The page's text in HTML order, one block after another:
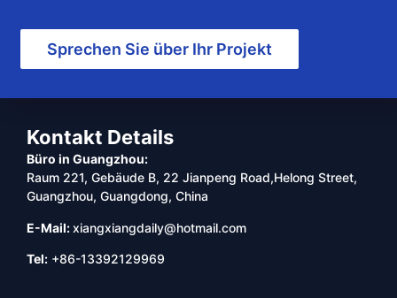
Sprechen Sie über Ihr Projekt
Kontakt Details
Büro in Guangzhou:
Raum 221, Gebäude B, 22 Jianpeng Road,Helong Street,
Guangzhou, Guangdong, China
E-Mail:xiangxiangdaily@hotmail.com
Tel: +86-13392129969